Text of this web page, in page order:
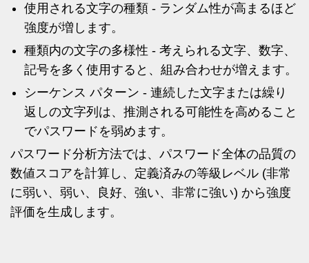
使用される文字の種類 - ランダム性が高まるほど
強度が増します。
種類内の文字の多様性 - 考えられる文字、数字、
記号を多く使用すると、組み合わせが増えます。
シーケンス パターン - 連続した文字または繰り
返しの文字列は、推測される可能性を高めること
でパスワードを弱めます。
パスワード分析方法では、パスワード全体の品質の
数値スコアを計算し、定義済みの等級レベル (非常
に弱い、弱い、良好、強い、非常に強い) から強度
評価を生成します。